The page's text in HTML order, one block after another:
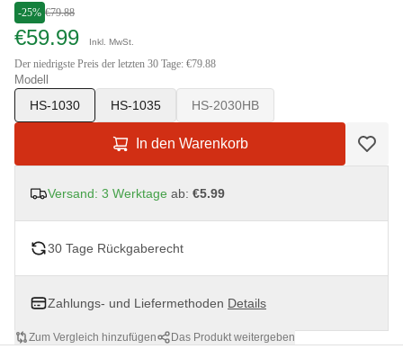
-25% €79.88
€59.99 Inkl. MwSt.
Der niedrigste Preis der letzten 30 Tage: €79.88
Modell
HS-1030 HS-1035 HS-2030HB
In den Warenkorb
Versand: 3 Werktage ab: €5.99
30 Tage Rückgaberecht
Zahlungs- und Liefermethoden Details
Zum Vergleich hinzufügen Das Produkt weitergeben